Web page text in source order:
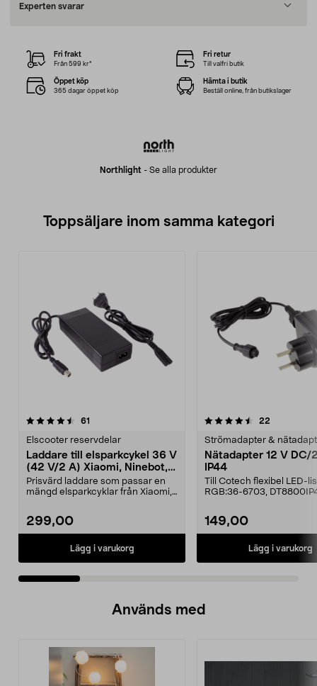
Experten svarar
Northlight - Se alla produkter
Fri frakt
Från 599 kr*
Fri retur
Till valfri butik
Öppet köp
365 dagar öppet köp
Hämta i butik
Beställ online, från butikslager
Toppsäljare inom samma kategori
61
Elscooter reservdelar
Laddare till elsparkcykel 36 V
(42 V/2 A) Xiaomi, Ninebot,
E-Way m.fl.
Prisvärd laddare som passar en
mängd elsparkcyklar från Xiaomi,
299,00
Lägg i varukorg
4.5 av 5 stjärnor 22
Strömadapter &
Nätadapter 12 V DC/
IP44
Till Cotech flexibel LED-
RGB:36-6703,
149,00
Lägg i varukorg
4.5 av 5 stjärnor
Används med